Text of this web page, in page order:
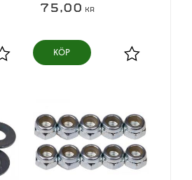
Lägg till i favoriter
75,00 KR
Lägg till i
KÖP